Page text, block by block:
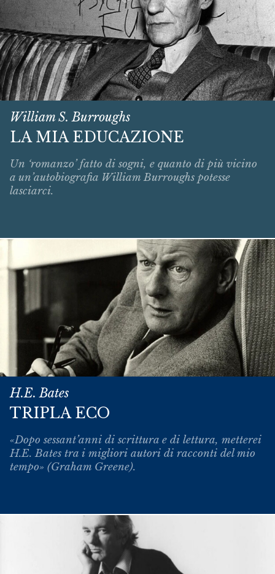
William S. Burroughs
LA MIA EDUCAZIONE
Un ‘romanzo’ fatto di sogni, e quanto di più vicino
a un’autobiografia William Burroughs potesse
lasciarci.
H.E. Bates
TRIPLA ECO
«Dopo sessant’anni di scrittura e di lettura, metterei
H.E. Bates tra i migliori autori di racconti del mio
tempo» (Graham Greene).